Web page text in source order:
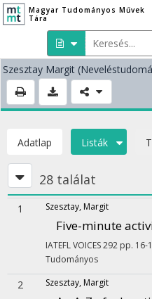
Magyar Tudományos Művek
Tára
Szesztay Margit
Adatlap Listák
28 találat
1 Szesztay, Margit
Five-minute
IATEFL VOICES292 pp. 16-
Tudományos
2 Szesztay, Margit